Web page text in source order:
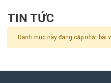
TIN TỨC
Danh mục này đang cập nhật bài